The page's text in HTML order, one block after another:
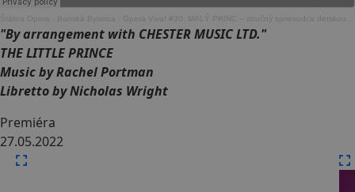
Štátna Opera - Banská Bystrica Opera Viva! #30: MALÝ PRINC – stručný sprievodca detskou operou Rachel Portmanovej
"By arrangement with CHESTER MUSIC LTD."
THE LITTLE PRINCE
Music by Rachel Portman
Libretto by Nicholas Wright
Premiéra
27.05.2022